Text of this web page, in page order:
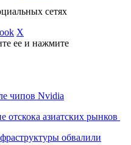
сетях
X
ее и нажмите
чипов Nvidia
отскока азиатских рынков
обвалили